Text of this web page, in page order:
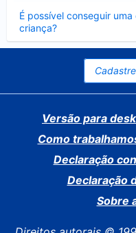
É possível conseguir
criança?
Contraído
Versão para
Como
Declaração
Declaração
Sobre